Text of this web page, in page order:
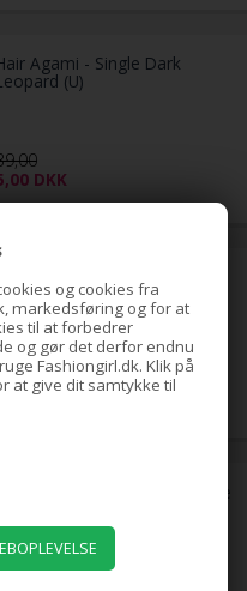
og cookies fra
markedsføring og for at
til at forbedrer
og gør det derfor endnu
Fashiongirl.dk. Klik på
at give dit samtykke til
Agami - Single Dark
(U)
DKK
Banan / Fishbone Hårspænde
DKK
Spin Pins hårnåle m/ Pink Perle